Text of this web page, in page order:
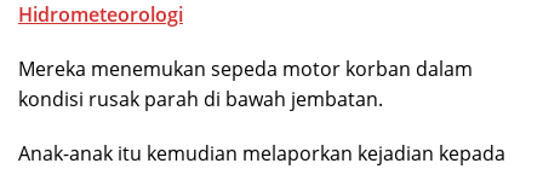
Hidrometeorologi
Mereka menemukan sepeda motor korban dalam
kondisi rusak parah di bawah jembatan.
Anak-anak itu kemudian melaporkan kejadian kepada